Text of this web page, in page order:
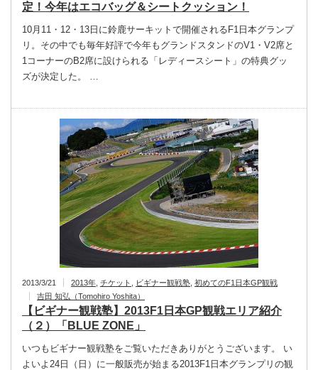
定！今年はエコバッグ＆シートクッション！
10月11・12・13日に鈴鹿サーキットで開催されるF1日本グランプ
リ。その中でも毎年好評で今年もグランドスタンドのV1・V2席と
1コーナーのB2席に設けられる「レディースシート」の特典グッ
ズが決定した。 …
2013/3/21 2013年 チケット ビギナー観戦塾 初めてのF1日本GP観戦
吉田 知弘（Tomohiro Yoshita）
【ビギナー観戦塾】2013F1日本GP観戦エリア紹介
（２）「BLUE ZONE」
いつもビギナー観戦塾をご覧いただきありがとうございます。 い
よいよ24日（日）に一般販売が始まる2013F1日本グランプリの観